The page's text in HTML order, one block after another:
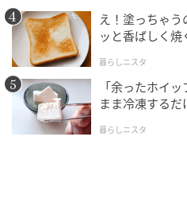
暮らしニスタ／
次の記事
【みんなどうやっ
コリースーパース
え！塗っちゃう
ッと香ばしく焼
暮らしニスタ
「余ったホイ
まま冷凍する
暮らしニスタ